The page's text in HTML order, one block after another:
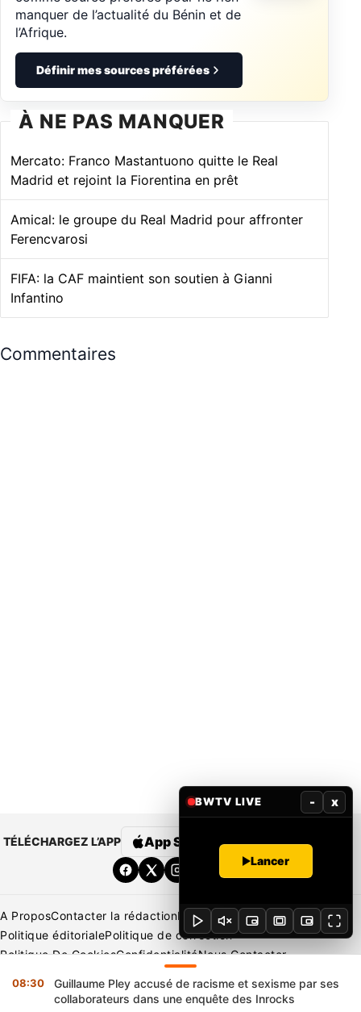
manquer de l’actualité du Bénin et de
l’Afrique.
Définir mes sources préférées
À NE PAS MANQUER
Mercato: Franco Mastantuono quitte le Real
Madrid et rejoint la Fiorentina en prêt
Amical: le groupe du Real Madrid pour affronter
Ferencvarosi
FIFA: la CAF maintient son soutien à Gianni
Infantino
Commentaires
TÉLÉCHARGEZ L’APP App Store Google Play
A ProposContacter la rédactionRédaction Mentions légales
Politique éditorialePolitique de correction
Politique De CookiesConfidentialitéNous Contacter
Copyright © 2026 BENIN WEB TV | Tous Droits Réservés
08:30
Guillaume Pley accusé de racisme et sexisme par ses
collaborateurs dans une enquête des Inrocks
BWTV LIVE - x
Lancer